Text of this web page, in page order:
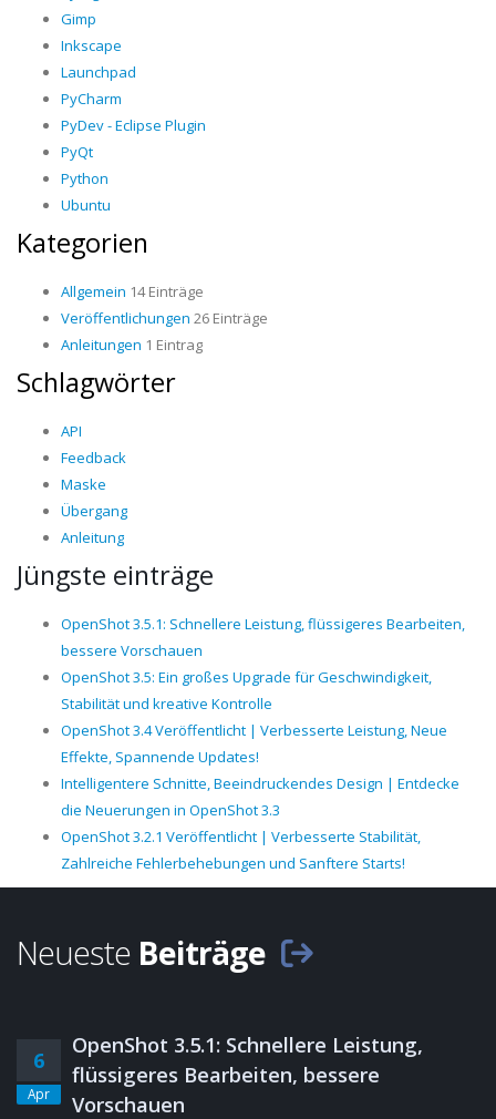
Gimp
Inkscape
Launchpad
PyCharm
PyDev - Eclipse Plugin
PyQt
Python
Ubuntu
Kategorien
Allgemein 14 Einträge
Veröffentlichungen 26 Einträge
Anleitungen 1 Eintrag
Schlagwörter
API
Feedback
Maske
Übergang
Anleitung
Jüngste einträge
OpenShot 3.5.1: Schnellere Leistung, flüssigeres Bearbeiten,
bessere Vorschauen
OpenShot 3.5: Ein großes Upgrade für Geschwindigkeit,
Stabilität und kreative Kontrolle
OpenShot 3.4 Veröffentlicht | Verbesserte Leistung, Neue
Effekte, Spannende Updates!
Intelligentere Schnitte, Beeindruckendes Design | Entdecke
die Neuerungen in OpenShot 3.3
OpenShot 3.2.1 Veröffentlicht | Verbesserte Stabilität,
Zahlreiche Fehlerbehebungen und Sanftere Starts!
Neueste Beiträge
6
Apr
OpenShot 3.5.1: Schnellere Leistung,
flüssigeres Bearbeiten, bessere
Vorschauen